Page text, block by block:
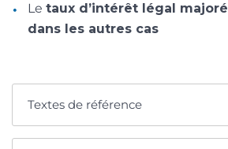
Le taux d’intérêt légal majoré
dans les autres cas
Textes de référence